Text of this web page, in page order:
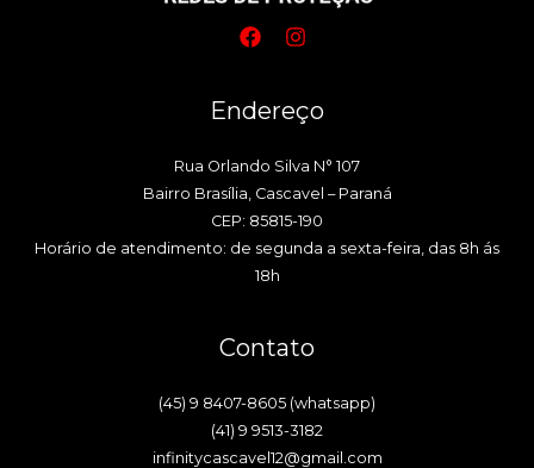
Endereço
Rua Orlando Silva N° 107
Bairro Brasília, Cascavel – Paraná
CEP: 85815-190
Horário de atendimento: de segunda a sexta-feira, das 8h ás
18h
Contato
(45) 9 8407-8605 (whatsapp)
(41) 9 9513-3182
infinitycascavel12@gmail.com